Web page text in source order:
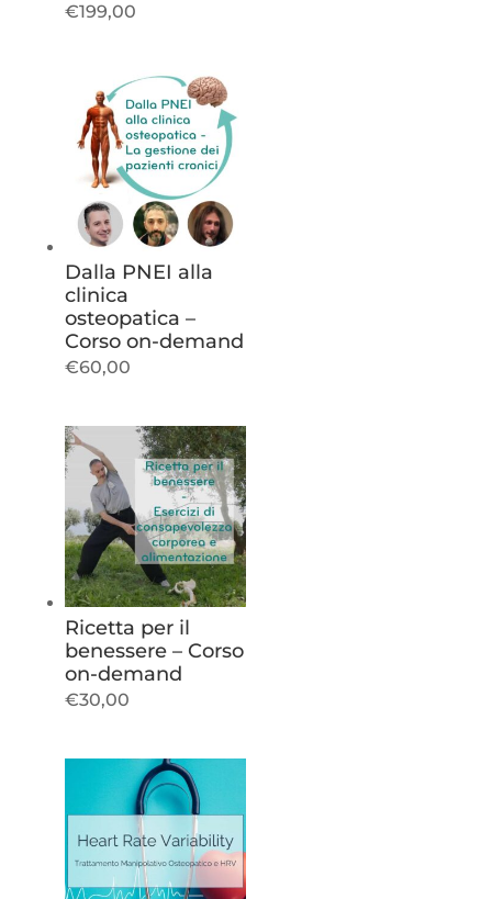
€199,00
Dalla PNEI alla
clinica
osteopatica –
Corso on-demand
€60,00
Ricetta per il
benessere – Corso
on-demand
€30,00